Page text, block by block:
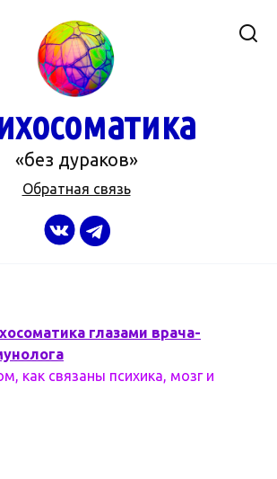
«без дураков»
Обратная связь
глазами врача-
как связаны психика, мозг и